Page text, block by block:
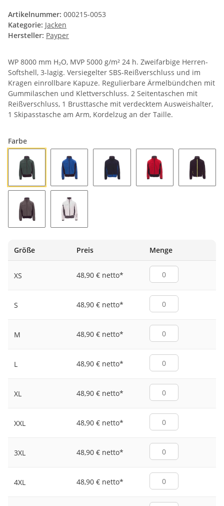
Artikelnummer: 000215-0053
Kategorie: Jacken
Hersteller: Payper
WP 8000 mm H₂O, MVP 5000 g/m² 24 h. Zweifarbige Herren-
Softshell, 3-lagig. Versiegelter SBS-Reißverschluss und im
Kragen einrollbare Kapuze. Regulierbare Ärmelbündchen mit
Gummilaschen und Klettverschluss. 2 Seitentaschen mit
Reißverschluss, 1 Brusttasche mit verdecktem Ausweishalter,
1 Skipasstasche am Arm, Kordelzug an der Taille.
Farbe
GRÜN/SCHWARZKÖNIGSBLAU/SCHWARZ
Größe
Preis Menge
XS 48,90 € netto*
S 48,90 € netto*
M 48,90 € netto*
L 48,90 € netto*
XL 48,90 € netto*
XXL 48,90 € netto*
3XL 48,90 € netto*
4XL 48,90 € netto*